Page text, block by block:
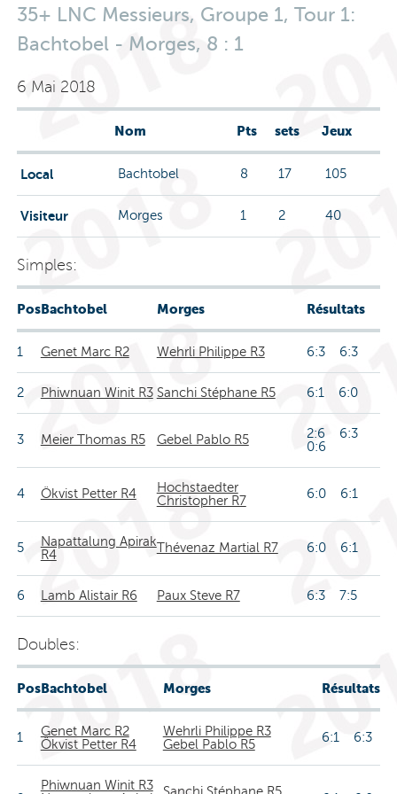
35+ LNC Messieurs, Groupe 1, Tour 1:
Bachtobel - Morges, 8 : 1
6 Mai 2018
Nom Pts sets Jeux
Local Bachtobel 8 17 105
Visiteur Morges 1 2 40
Simples:
PosBachtobel Morges Résultats
1 Genet Marc R2 Wehrli Philippe R3 6:3 6:3
2 Phiwnuan Winit R3 Sanchi Stéphane R5 6:1 6:0
3 Meier Thomas R5 Gebel Pablo R5
2:6 6:3
0:6
4 Ökvist Petter R4
Hochstaedter
Christopher R7
6:0 6:1
5
Napattalung Apirak
R4
Thévenaz Martial R7 6:0 6:1
6 Lamb Alistair R6 Paux Steve R7 6:3 7:5
Doubles:
PosBachtobel Morges Résultats
1
Genet Marc R2
Ökvist Petter R4
Wehrli Philippe R3
Gebel Pablo R5
6:1 6:3
Phiwnuan Winit R3